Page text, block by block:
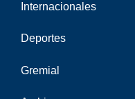
Internacionales
Deportes
Gremial